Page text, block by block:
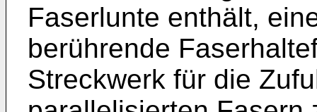
Faserlunte enthält,
berührende
Streckwerk für die